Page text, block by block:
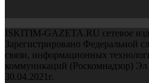
ISKITIM-GAZETA.RU сетевое
Зарегистрировано Федеральной
связи, информационных
коммуникаций (Роскомнадзор)
30.04.2021г.